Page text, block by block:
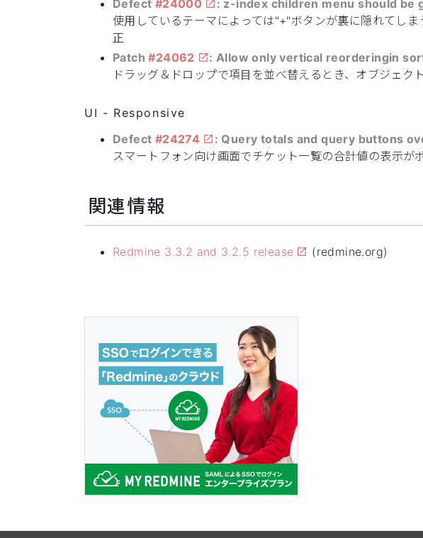
Defect #24000
: z-index children menu should be
使用しているテーマによっては"+"ボタンが裏に隠れてし
正
Patch#24062
: Allow only vertical reorderingin
ドラッグ＆ドロップで項目を並べ替えるとき、オブジェク
UI - Responsive
Defect #24274
: Query totals and query buttons
スマートフォン向け画面でチケット一覧の合計値の表示が
関連情報
Redmine 3.3.2 and 3.2.5 release (redmine.org)